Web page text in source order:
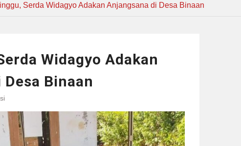
Serda Widagyo Adakan Anjangsana di Desa Binaan
Widagyo Adakan
Binaan